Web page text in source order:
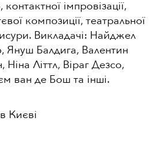
контактної імпровізації,
композиції, театральної
Викладачі: Найджел
Януш Балдига, Валентин
Ніна Літтл, Віраг Дезсо,
ван де Бош та інші.
Києві